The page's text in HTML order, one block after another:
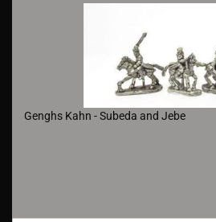
Genghs Kahn - Subeda and Jebe